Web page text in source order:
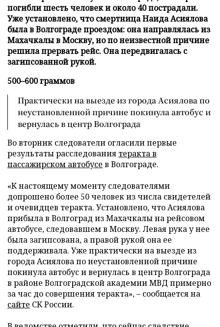
погибли шесть человек и около 40 пострадали.
Уже установлено, что смертница Наида Асиялова
была в Волгограде проездом: она направлялась из
Махачкалы в Москву, но по неизвестной причине
решила прервать рейс. Она передвигалась с
загипсованной рукой.
500–600 граммов
Практически на выезде из города Асиялова по
неустановленной причине покинула автобус и
вернулась в центр Волгограда
Во вторник следователи огласили первые
результаты расследования теракта в
пассажирском автобусе в Волгограде.
«К настоящему моменту следователями
допрошено более 50 человек из числа свидетелей
и очевидцев теракта. Установлено, что Асиялова
прибыла в Волгоград из Махачкалы на рейсовом
автобусе, следовавшем в Москву. Левая рука у нее
была загипсована, а правой рукой она ее
поддерживала. Уже практически на выезде из
города Асиялова по неустановленной причине
покинула автобус и вернулась в центр Волгограда
в районе Волгоградской академии МВД примерно
за час до совершения теракта», – сообщается на
сайте СК России.